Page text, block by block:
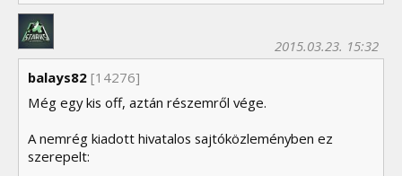
balays82
2015.03.23. 15:32
[14276]
Még egy kis off, aztán részemről vége.
A nemrég kiadott hivatalos sajtóközleményben ez
szerepelt: